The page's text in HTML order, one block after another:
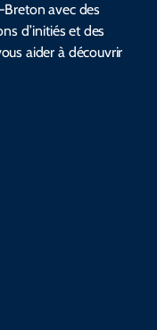
Breton avec des
d’initiés et des
aider à découvrir